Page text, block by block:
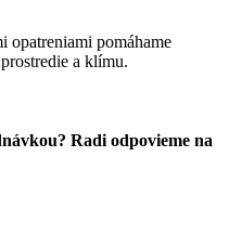
pomáhame
a klímu.
Radi odpovieme na